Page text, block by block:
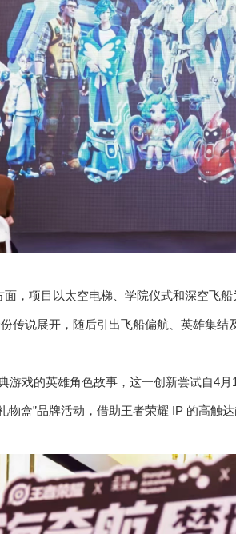
面，项目以太空电梯、学院仪式和深空飞
传说展开，随后引出飞船偏航、英雄集结
游戏的英雄角色故事，这一创新尝试自4
物盒”品牌活动，借助王者荣耀 IP 的高触